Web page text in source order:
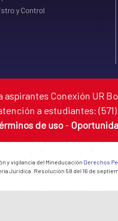
y Control
aspirantes Conexión UR
a estudiantes:
de uso -
y vigilancia del Mineducación Derechos
Jurídica: Resolución 58 del 16 de